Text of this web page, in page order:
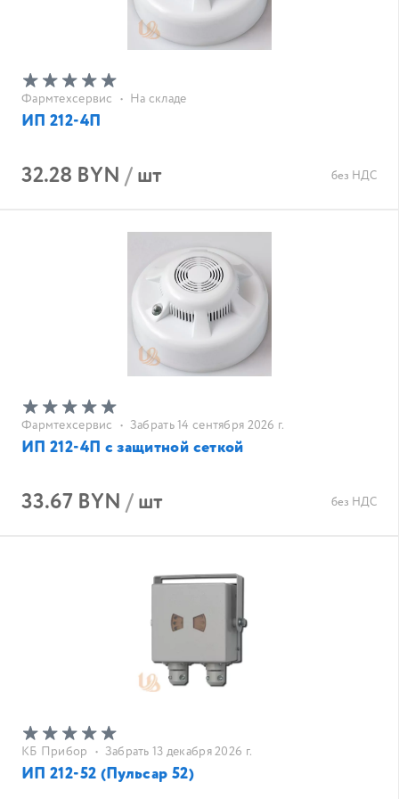
Фармтехсервис • На складе
ИП 212-4П
32.28 BYN/шт без НДС
Фармтехсервис • Забрать 14 сентября 2026 г.
ИП 212-4П с защитной сеткой
33.67 BYN/шт без НДС
КБ Прибор • Забрать 13 декабря 2026 г.
ИП 212-52 (Пульсар 52)